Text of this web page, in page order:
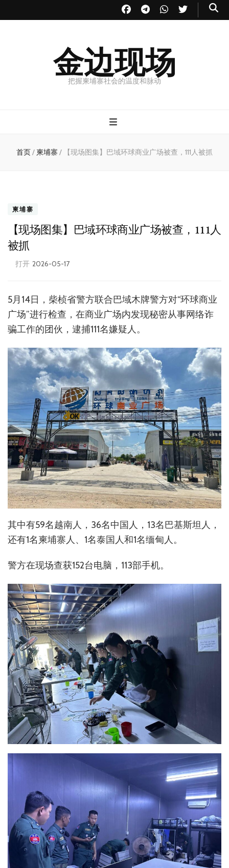
金边现场
把握柬埔寨社会的温度和脉动
首页/ 柬埔寨 / 【现场图集】巴域环球商业广场被查，111人被抓
柬埔寨
【现场图集】巴域环球商业广场被查，111人
被抓
打开 2026-05-17
5月14日，柴桢省警方联合巴域木牌警方对“环球商业
广场”进行检查，在商业广场内发现秘密从事网络诈
骗工作的团伙，逮捕111名嫌疑人。
其中有59名越南人，36名中国人，13名巴基斯坦人，
还有1名柬埔寨人、1名泰国人和1名缅甸人。
警方在现场查获152台电脑，113部手机。